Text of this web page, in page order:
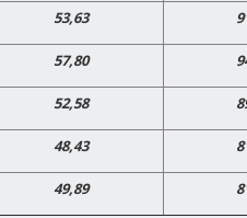
53,63
57,80
52,58
48,43
49,89